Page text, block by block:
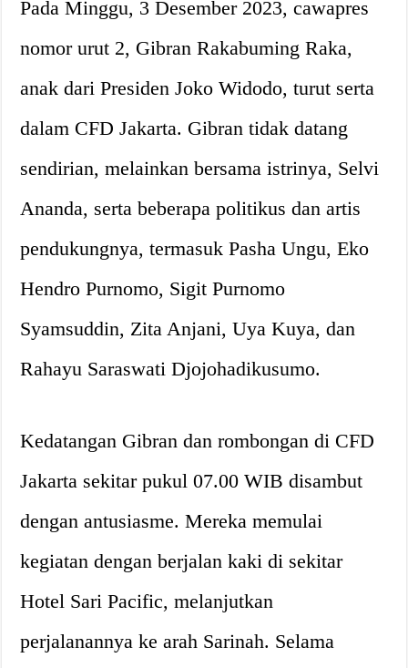
Pada Minggu, 3 Desember 2023, cawapres
nomor urut 2, Gibran Rakabuming Raka,
anak dari Presiden Joko Widodo, turut serta
dalam CFD Jakarta. Gibran tidak datang
sendirian, melainkan bersama istrinya, Selvi
Ananda, serta beberapa politikus dan artis
pendukungnya, termasuk Pasha Ungu, Eko
Hendro Purnomo, Sigit Purnomo
Syamsuddin, Zita Anjani, Uya Kuya, dan
Rahayu Saraswati Djojohadikusumo.
Kedatangan Gibran dan rombongan di CFD
Jakarta sekitar pukul 07.00 WIB disambut
dengan antusiasme. Mereka memulai
kegiatan dengan berjalan kaki di sekitar
Hotel Sari Pacific, melanjutkan
perjalanannya ke arah Sarinah. Selama